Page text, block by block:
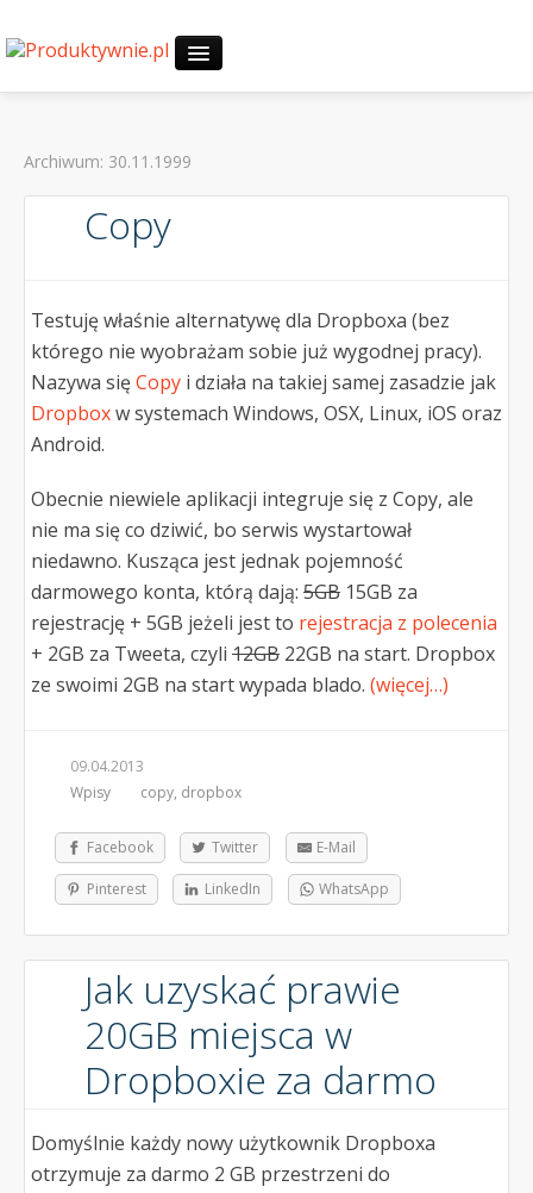
30-dniowe wyzwania
O mnie
Archiwum: 30.11.1999
Copy
Testuję właśnie alternatywę dla Dropboxa (bez
którego nie wyobrażam sobie już wygodnej pracy).
Nazywa sięCopy i działa na takiej samej zasadzie jak
Dropboxw systemach Windows, OSX, Linux, iOS oraz
Android.
Obecnie niewiele aplikacji integruje się z Copy, ale
nie ma się co dziwić, bo serwis wystartował
niedawno. Kusząca jest jednak pojemność
darmowego konta, którą dają: 5GB 15GB za
rejestrację + 5GB jeżeli jest to rejestracja z polecenia
+ 2GB za Tweeta, czyli 12GB 22GB na start. Dropbox
ze swoimi 2GB na start wypada blado. (więcej…)
09.04.2013
Wpisy
copy, dropbox
Facebook Twitter E-Mail
Pinterest LinkedIn WhatsApp
Jak uzyskać prawie
20GB miejsca w
Dropboxie za darmo
Domyślnie każdy nowy użytkownik Dropboxa
otrzymuje za darmo 2 GB przestrzeni do